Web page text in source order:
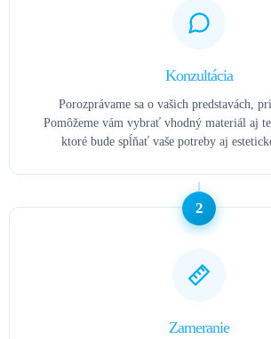
Konzultácia
Porozprávame sa o vašich predstavách,
Pomôžeme vám vybrať vhodný materiál aj
ktoré bude spĺňať vaše potreby aj
2
Zameranie